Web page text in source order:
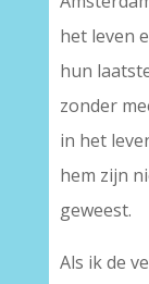
het leven
hun
zonder
in het
hem zijn
geweest.
Als ik de